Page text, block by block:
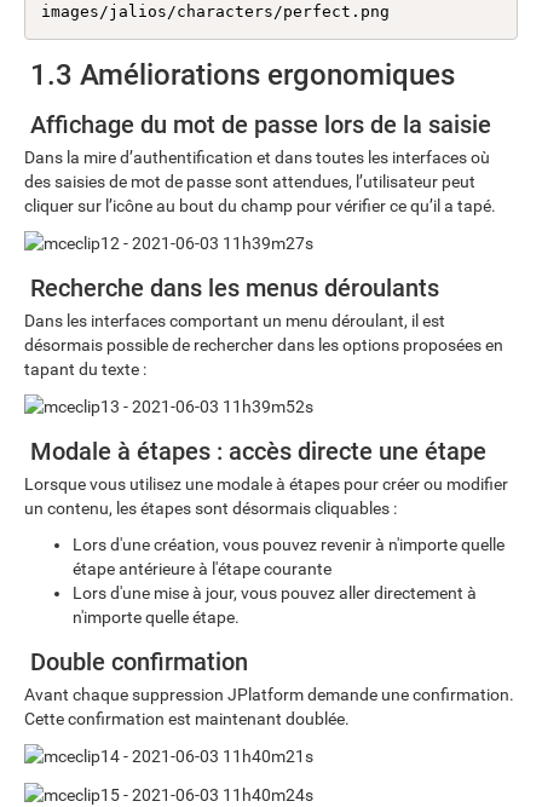
images/jalios/characters/perfect.png
1.3 Améliorations ergonomiques
Affichage du mot de passe lors de la saisie
Dans la mire d’authentification et dans toutes les interfaces où
des saisies de mot de passe sont attendues, l’utilisateur peut
cliquer sur l’icône au bout du champ pour vérifier ce qu’il a tapé.
Recherche dans les menus déroulants
Dans les interfaces comportant un menu déroulant, il est
désormais possible de rechercher dans les options proposées en
tapant du texte :
Modale à étapes : accès directe une étape
Lorsque vous utilisez une modale à étapes pour créer ou modifier
un contenu, les étapes sont désormais cliquables :
Lors d'une création, vous pouvez revenir à n'importe quelle
étape antérieure à l'étape courante
Lors d'une mise à jour, vous pouvez aller directement à
n'importe quelle étape.
Double confirmation
Avant chaque suppression JPlatform demande une confirmation.
Cette confirmation est maintenant doublée.